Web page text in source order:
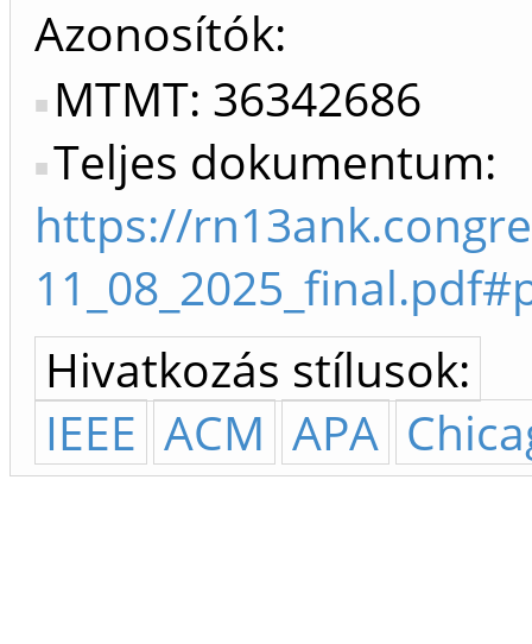
Azonosítók
MTMT: 36342686
Teljes dokumentum:
https://
Hivatkozás stílusok:
IEEE ACM APA